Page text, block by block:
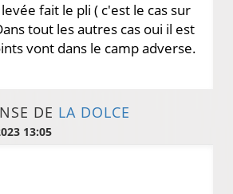
fait le pli ( c'est le cas sur
tout les autres cas oui il est
vont dans le camp adverse.
DE LA DOLCE
13:05